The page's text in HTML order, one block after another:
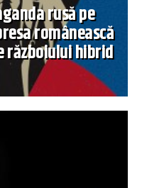
rusă pe
românească
războiului hibrid